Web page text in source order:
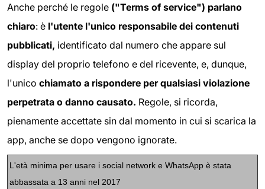
Anche perché le regole ("Terms of service") parlano
chiaro: è l'utente l'unico responsabile dei contenuti
pubblicati, identificato dal numero che appare sul
display del proprio telefono e del ricevente, e, dunque,
l'unico chiamato a rispondere per qualsiasi violazione
perpetrata o danno causato. Regole, si ricorda,
pienamente accettate sin dal momento in cui si scarica la
app, anche se dopo vengono ignorate.
L'età minima per usare i social network e WhatsApp è stata
abbassata a 13 anni nel 2017